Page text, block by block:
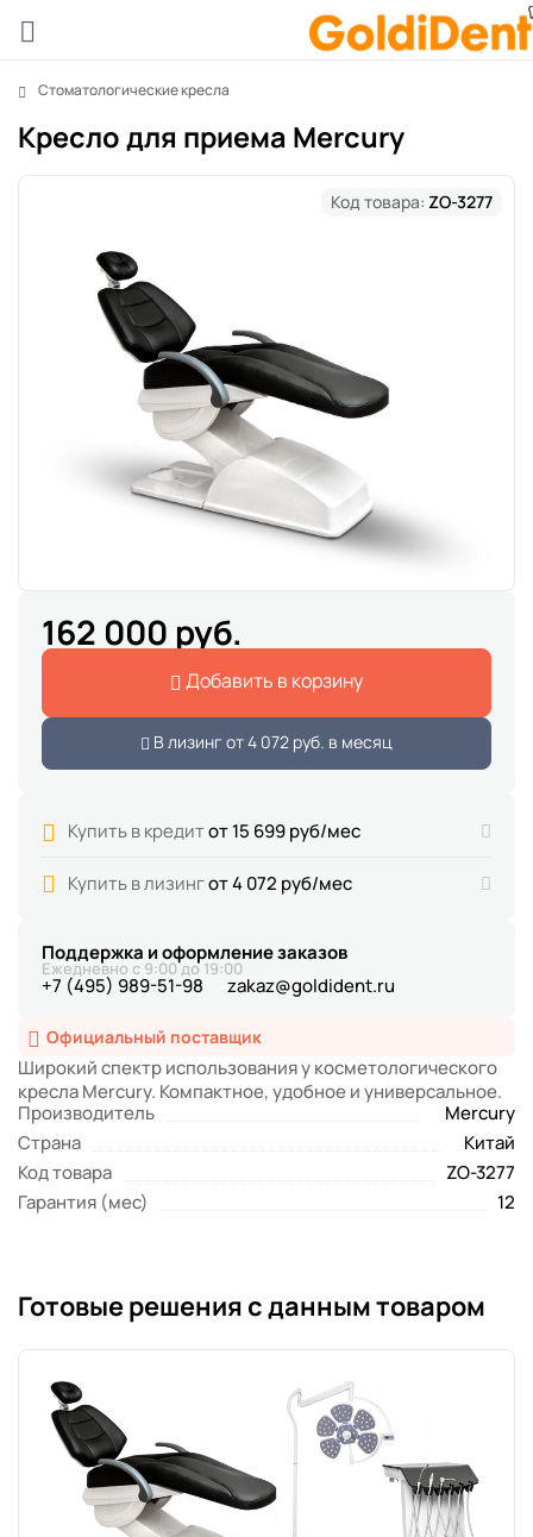
Стоматологические кресла
Кресло для приема Mercury
Код товара: ZO-3277
Официальный поставщик
Широкий спектр использования у косметологического
кресла Mercury. Компактное, удобное и универсальное.
Производитель
Mercury
Страна
Китай
Код товара
ZO-3277
Гарантия (мес)
12
162 000 руб.
Добавить в корзину
В лизинг от4 072 руб. в месяц
Купить в кредитот 15 699 руб/мес
Купить в лизингот 4 072 руб/мес
Поддержка и оформление заказов
Ежедневно с 9:00 до 19:00
+7 (495) 989-51-98 zakaz@goldident.ru
Готовые решения с данным товаром